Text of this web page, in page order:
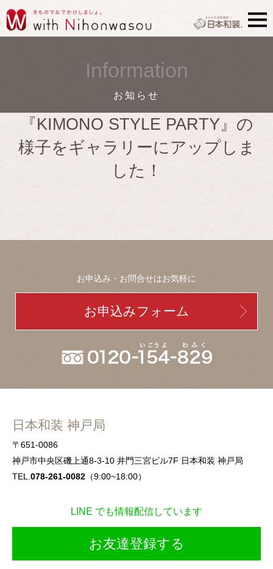
Information
お知らせ
『KIMONO STYLE PARTY』の
様子をギャラリーにアップしま
した！
お申込み・お問合せはお気軽に
お申込みフォーム
日本和装 神戸局
〒651-0086
神戸市中央区磯上通8-3-10 井門三宮ビル7F 日本和装 神戸局
TEL. 078-261-0082 （9:00~18:00）
LINE でも情報配信しています
お友達登録する